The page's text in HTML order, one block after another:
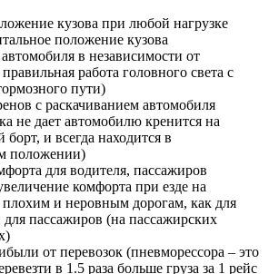
кузова при любой нагрузке
положение кузова
в независимости от
работа головного света с
пути)
с раскачиванием автомобиля
не дает автомобилю кренится на
и всегда находится в
положении)
для водителя, пассажиров
комфорта при езде на
и неровным дорогам, как для
для пассажиров (на пассажирских
от перевозок (пневморессора – это
в 1.5 раза больше груза за 1 рейс